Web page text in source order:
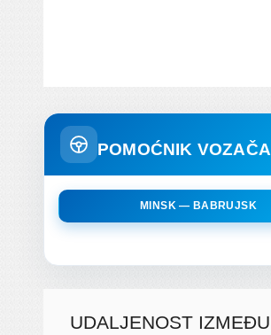
POMOĆNIK VOZAČA
MINSK — BABRUJSK
UDALJENOST IZMEĐU